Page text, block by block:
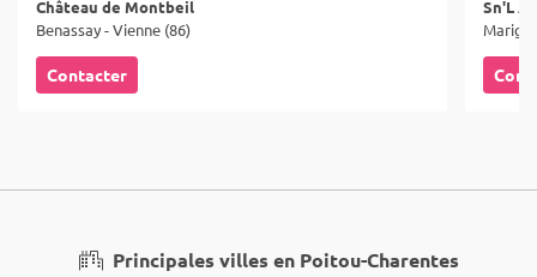
Château de Montbeil
Benassay - Vienne (86)
Contacter
Sn'L
Principales villes en Poitou-Charentes